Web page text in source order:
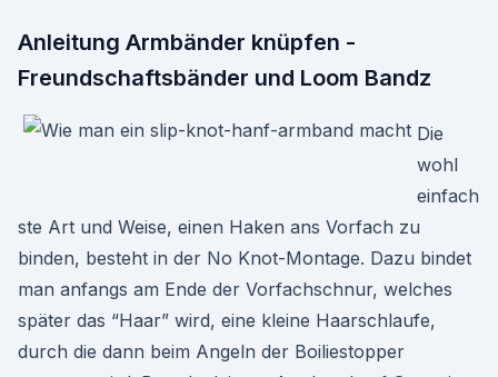
Anleitung Armbänder knüpfen -
Freundschaftsbänder und Loom Bandz
Die
wohl
einfach
ste Art und Weise, einen Haken ans Vorfach zu
binden, besteht in der No Knot-Montage. Dazu bindet
man anfangs am Ende der Vorfachschnur, welches
später das “Haar” wird, eine kleine Haarschlaufe,
durch die dann beim Angeln der Boiliestopper